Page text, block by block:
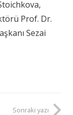
Prof. Dr.
Sezai
Sonraki yazı